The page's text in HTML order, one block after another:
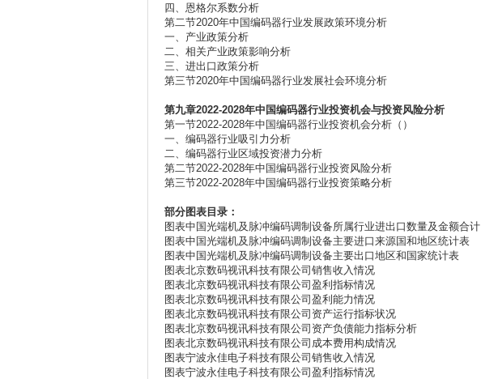
四、恩格尔系数分析
第二节2020年中国编码器行业发展政策环境分析
一、产业政策分析
二、相关产业政策影响分析
三、进出口政策分析
第三节2020年中国编码器行业发展社会环境分析
第九章2022-2028年中国编码器行业投资机会与投资风险分析
第一节2022-2028年中国编码器行业投资机会分析（）
一、编码器行业吸引力分析
二、编码器行业区域投资潜力分析
第二节2022-2028年中国编码器行业投资风险分析
第三节2022-2028年中国编码器行业投资策略分析
部分图表目录：
图表中国光端机及脉冲编码调制设备所属行业进出口数量及金额合计
图表中国光端机及脉冲编码调制设备主要进口来源国和地区统计表
图表中国光端机及脉冲编码调制设备主要出口地区和国家统计表
图表北京数码视讯科技有限公司销售收入情况
图表北京数码视讯科技有限公司盈利指标情况
图表北京数码视讯科技有限公司盈利能力情况
图表北京数码视讯科技有限公司资产运行指标状况
图表北京数码视讯科技有限公司资产负债能力指标分析
图表北京数码视讯科技有限公司成本费用构成情况
图表宁波永佳电子科技有限公司销售收入情况
图表宁波永佳电子科技有限公司盈利指标情况